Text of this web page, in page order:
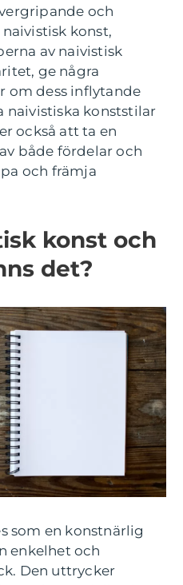
och
konst,
av naivistisk
ge några
om dess inflytande
naivistiska konststilar
också att ta en
både fördelar och
och främja
konst och
det?
som en konstnärlig
enkelhet och
Den uttrycker